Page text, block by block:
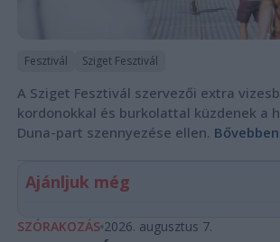
Fesztivál Sziget Fesztivál
A Sziget Fesztivál szervezői extra
kordonokkal és burkolattal küzdenek a
Duna-part szennyezése ellen.
Ajánljuk még
SZÓRAKOZÁS 2026. augusztus 7.